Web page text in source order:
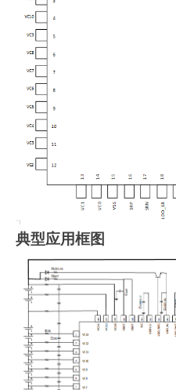
典型应用框图